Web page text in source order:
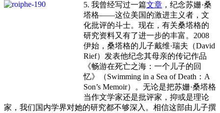
5. 我曾经写过一篇文章 ，纪念苏姗·桑
塔格——这位美国的激进主义者，文
化批评的斗士。现在，有关桑塔格的
研究资料又有了进一步的丰富。2008
伊始，桑塔格的儿子戴维·瑞夫（David
Rief）发表他纪念其母亲的传记作品
《畅游在死亡之海：一个儿子的回
忆》（Swimming in a Sea of Death：A
Son’s Memoir）。无论是把苏姗·桑塔格
当作文学家还是批评家，抑或是理论
家，我们国内学界对她的研究都不够深入。相信这部由儿子撰